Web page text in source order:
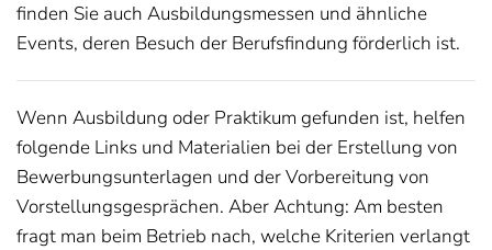
finden Sie auch Ausbildungsmessen und ähnliche
Events, deren Besuch der Berufsfindung förderlich ist.
Wenn Ausbildung oder Praktikum gefunden ist, helfen
folgende Links und Materialien bei der Erstellung von
Bewerbungsunterlagen und der Vorbereitung von
Vorstellungsgesprächen. Aber Achtung: Am besten
fragt man beim Betrieb nach, welche Kriterien verlangt